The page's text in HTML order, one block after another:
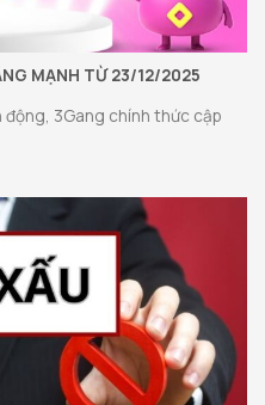
MẠNH TỪ 23/12/2025
3Gang chính thức cập